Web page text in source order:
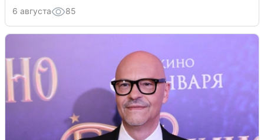
6 августа 85